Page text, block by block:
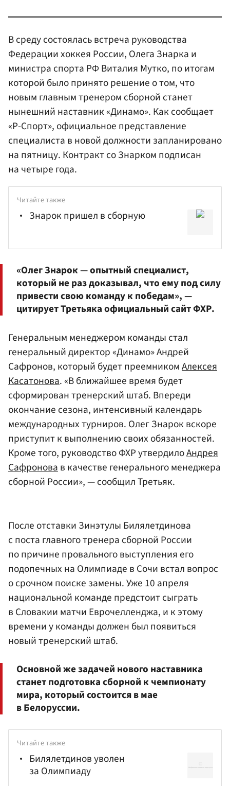
В среду состоялась встреча руководства
Федерации хоккея России, Олега Знарка и
министра спорта РФ Виталия Мутко, по итогам
которой было принято решение о том, что
новым главным тренером сборной станет
нынешний наставник «Динамо». Как сообщает
«Р-Спорт», официальное представление
специалиста в новой должности запланировано
на пятницу. Контракт со Знарком подписан
на четыре года.
Читайте также
Знарок пришел в сборную
«ОлегЗнарок— опытный специалист,
который не раз доказывал, что ему под силу
привести свою команду к победам», —
цитирует Третьяка официальный сайт ФХР.
Генеральным менеджером команды стал
генеральный директор «Динамо» Андрей
Сафронов, который будет преемникомАлексея
Касатонова. «В ближайшее время будет
сформирован тренерский штаб. Впереди
окончание сезона, интенсивный календарь
международных турниров. Олег Знарок вскоре
приступит к выполнению своих обязанностей.
Кроме того, руководство ФХР утвердилоАндрея
Сафронова в качестве генерального менеджера
сборной России», — сообщил Третьяк.
После отставки Зинэтулы Билялетдинова
с поста главного тренера сборной России
по причине провального выступления его
подопечных на Олимпиаде в Сочи встал вопрос
о срочном поиске замены. Уже 10 апреля
национальной команде предстоит сыграть
в Словакии матчи Еврочелленджа, и к этому
времени у команды должен был появиться
новый тренерский штаб.
Основной же задачей нового наставника
станет подготовка сборной к чемпионату
мира, который состоится в мае
в Белоруссии.
Читайте также
Билялетдинов уволен
за Олимпиаду